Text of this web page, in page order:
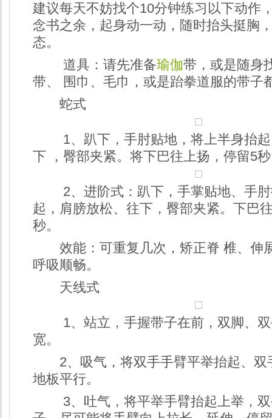
建议每天不妨找个10分钟练习以下动作
念书之余，起身动一动，随时抬头挺胸
态。
道具：请先准备瑜伽带，或是随身
带、 围巾、毛巾，或是跆拳道服的带子
蛇式
1、趴下，手肘贴地，将上半身抬起
下 ，臀部夹紧。将下巴往上扬，停留5
2、进阶式：趴下，手掌贴地、手肘
起，肩膀放松、往下，臀部夹紧。下巴
秒。
效能：可重复几次，矫正脊 椎、伸
呼吸顺畅。
天线式
1、站立，手握带子在前，双脚、双
宽。
2、吸气，将双手手臂平举抬起、双
地板平行。
3、吐气，将平举手臂抬起上举，双